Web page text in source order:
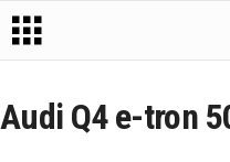
Audi Q4 e-tron